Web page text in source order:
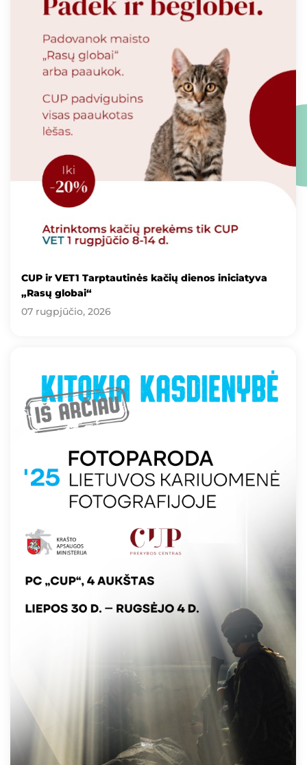
CUP ir VET1 Tarptautinės kačių dienos iniciatyva
„Rasų globai“
07 rugpjūčio, 2026